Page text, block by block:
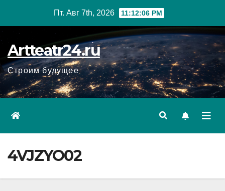
Пт. Авг 7th, 2026 11:12:08 PM
Artteatr24.ru
Строим будущее
4VJZYO02